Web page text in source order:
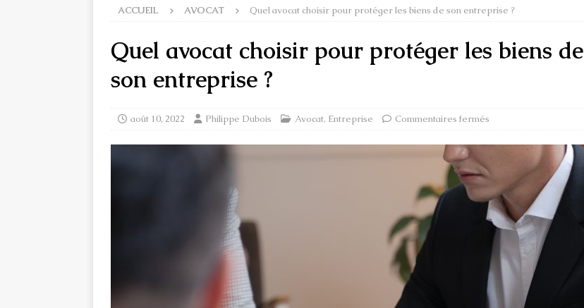
ACCUEIL AVOCAT Quel avocat choisir pour protéger les biens de son entreprise ?
Quel avocat choisir pour protéger les biens de
son entreprise ?
août 10, 2022 Philippe Dubois Avocat, Entreprise Commentaires fermés